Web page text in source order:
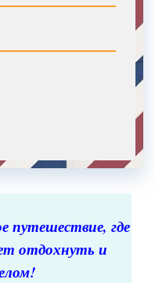
путешествие, где
отдохнуть и